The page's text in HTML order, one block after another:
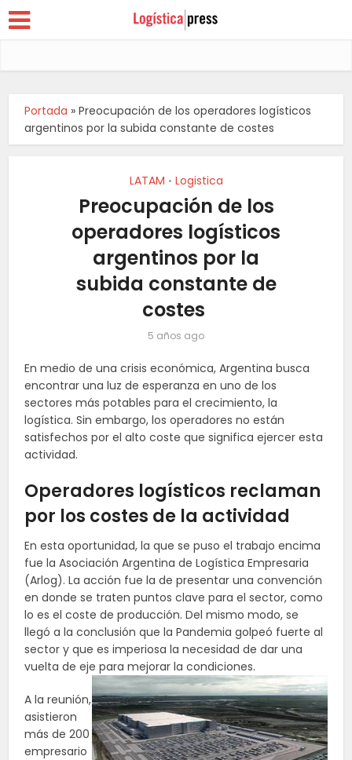
Portada »Preocupación de los operadores logísticos
argentinos por la subida constante de costes
LATAM • Logistica
Preocupación de los
operadores logísticos
argentinos por la
subida constante de
costes
5 años ago
En medio de una crisis económica, Argentina busca
encontrar una luz de esperanza en uno de los
sectores más potables para el crecimiento, la
logística. Sin embargo, los operadores no están
satisfechos por el alto coste que significa ejercer esta
actividad.
Operadores logísticos reclaman
por los costes de la actividad
En esta oportunidad, la que se puso el trabajo encima
fue la Asociación Argentina de Logística Empresaria
(Arlog). La acción fue la de presentar una convención
en donde se traten puntos clave para el sector, como
lo es el coste de producción. Del mismo modo, se
llegó a la conclusión que la Pandemia golpeó fuerte al
sector y que es imperiosa la necesidad de dar una
vuelta de eje para mejorar la condiciones.
A la reunión,
asistieron
más de 200
empresario